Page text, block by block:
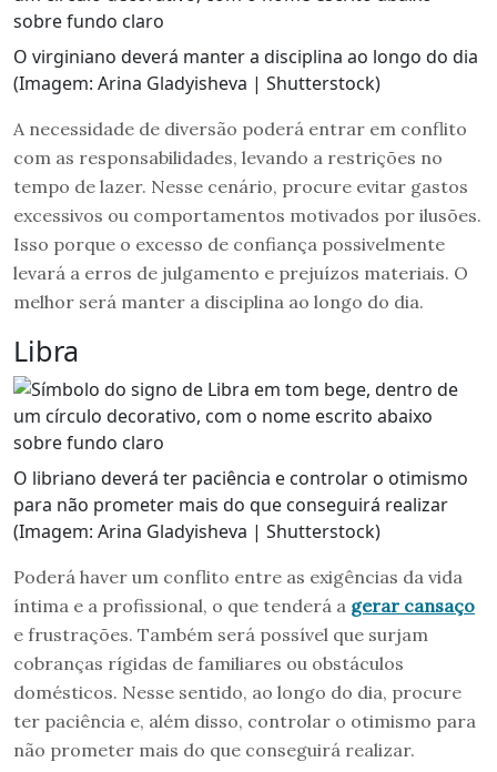
O virginiano deverá manter a disciplina ao longo do dia
(Imagem: Arina Gladyisheva | Shutterstock)
A necessidade de diversão poderá entrar em conflito
com as responsabilidades, levando a restrições no
tempo de lazer. Nesse cenário, procure evitar gastos
excessivos ou comportamentos motivados por ilusões.
Isso porque o excesso de confiança possivelmente
levará a erros de julgamento e prejuízos materiais. O
melhor será manter a disciplina ao longo do dia.
Libra
O libriano deverá ter paciência e controlar o otimismo
para não prometer mais do que conseguirá realizar
(Imagem: Arina Gladyisheva | Shutterstock)
Poderá haver um conflito entre as exigências da vida
íntima e a profissional, o que tenderá a gerar cansaço
e frustrações. Também será possível que surjam
cobranças rígidas de familiares ou obstáculos
domésticos. Nesse sentido, ao longo do dia, procure
ter paciência e, além disso, controlar o otimismo para
não prometer mais do que conseguirá realizar.